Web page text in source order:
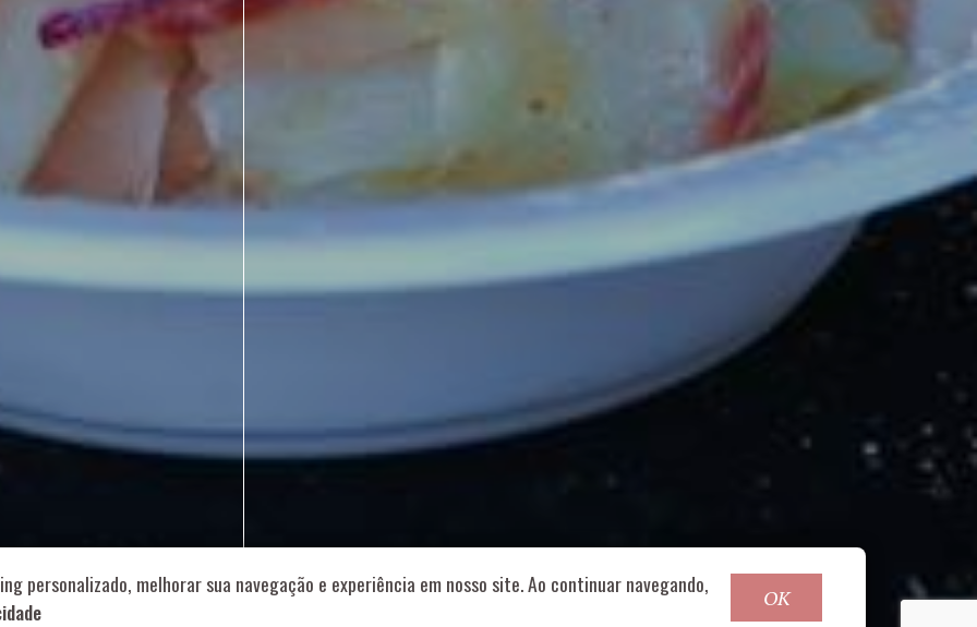
– Vila Romana, São Paulo – SP | 55 11 99178-5848 | contato@nucleofood.com
Role para continar
personalizado, melhorar sua navegação e experiência em nosso site. Ao continuar navegando,
OK